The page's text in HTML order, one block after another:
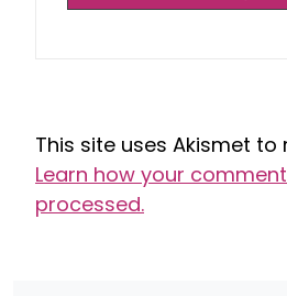
This site uses Akismet to
Learn how your
processed.